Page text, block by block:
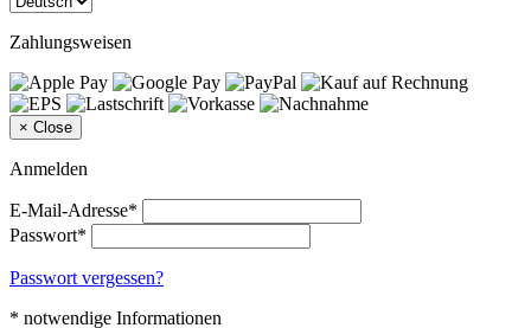
Zahlungsweisen
× Close
Anmelden
E-Mail-Adresse*
Passwort*
Passwort vergessen?
* notwendige Informationen